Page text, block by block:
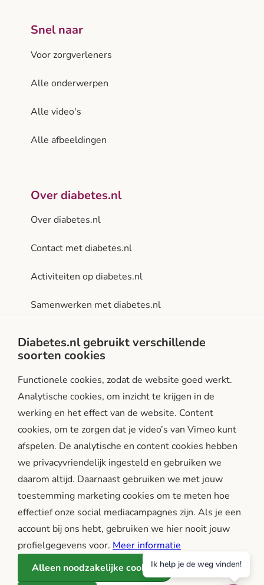
Snel naar
Voor zorgverleners
Alle onderwerpen
Alle video's
Alle afbeeldingen
Over diabetes.nl
Over diabetes.nl
Contact met diabetes.nl
Activiteiten op diabetes.nl
Samenwerken met diabetes.nl
diabetes.nl is een initiatief van:
Betrouwbare en onafhankelijke informatie over diabetes, in
Diabetes.nl gebruikt verschillende
soorten cookies
Functionele cookies, zodat de website goed werkt.
Analytische cookies, om inzicht te krijgen in de
werking en het effect van de website. Content
cookies, om te zorgen dat je video’s van Vimeo kunt
afspelen. De analytische en content cookies hebben
we privacyvriendelijk ingesteld en gebruiken we
daarom altijd. Daarnaast gebruiken we met jouw
toestemming marketing cookies om te meten hoe
effectief onze social mediacampagnes zijn. Als je een
account bij ons hebt, gebruiken we hier nooit jouw
profielgegevens voor. Meer informatie
Alleen noodzakelijke cookiesIk help je de weg vinden!